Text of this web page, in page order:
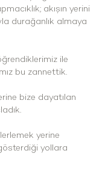
akışın yerini
durağanlık almaya
ile
bu zannettik.
bize dayatılan
yerine
yollara